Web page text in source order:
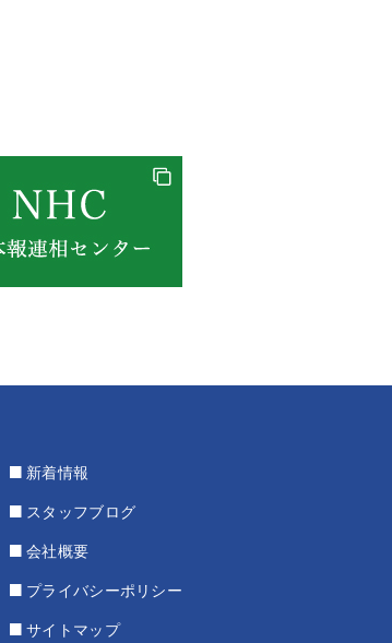
新着情報
スタッフブログ
会社概要
プライバシーポリシー
サイトマップ